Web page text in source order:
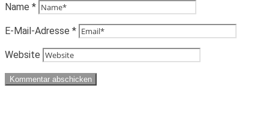
Name *
E-Mail-Adresse *
Website